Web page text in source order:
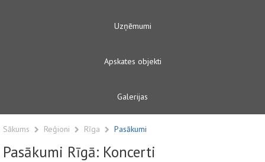
Uzņēmumi
Apskates objekti
Galerijas
Sākums Reģioni Rīga Pasākumi
Pasākumi Rīgā: Koncerti